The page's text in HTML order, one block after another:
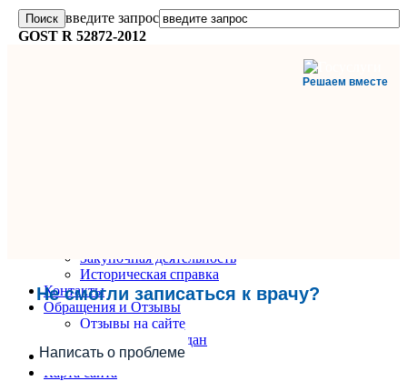
введите запрос
GOST R 52872-2012
Решаем вместе
Не смогли записаться к врачу?
Написать о проблеме
Закупочная деятельность
Историческая справка
Контакты
Обращения и Отзывы
Отзывы на сайте
Обращения граждан
Вопрос-Ответ
Карта сайта